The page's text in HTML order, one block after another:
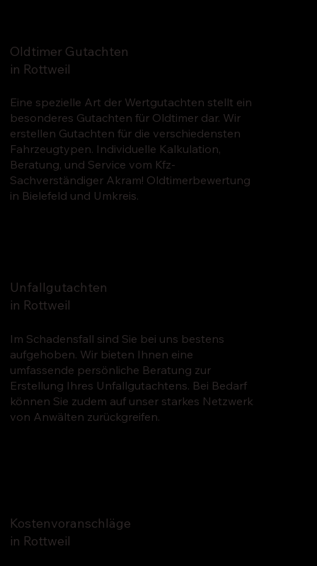
Oldtimer Gutachten
in Rottweil
Eine spezielle Art der Wertgutachten stellt ein
besonderes Gutachten für Oldtimer dar. Wir
erstellen Gutachten für die verschiedensten
Fahrzeugtypen. Individuelle Kalkulation,
Beratung, und Service vom Kfz-
Sachverständiger Akram! Oldtimerbewertung
in Bielefeld und Umkreis.
Unfallgutachten
in Rottweil
Im Schadensfall sind Sie bei uns bestens
aufgehoben. Wir bieten Ihnen eine
umfassende persönliche Beratung zur
Erstellung Ihres Unfallgutachtens. Bei Bedarf
können Sie zudem auf unser starkes Netzwerk
von Anwälten zurückgreifen.
Kostenvoranschläge
in Rottweil